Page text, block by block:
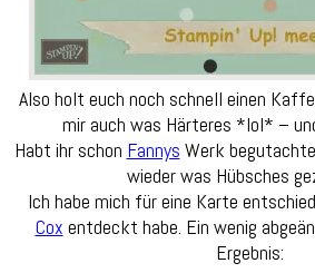
Also holt euch noch schnell einen
mir auch was Härteres *lol* –
Habt ihr schon Fannys Werk
wieder was Hübsches
Ich habe mich für eine Karte
Cox entdeckt habe. Ein wenig
Ergebnis: